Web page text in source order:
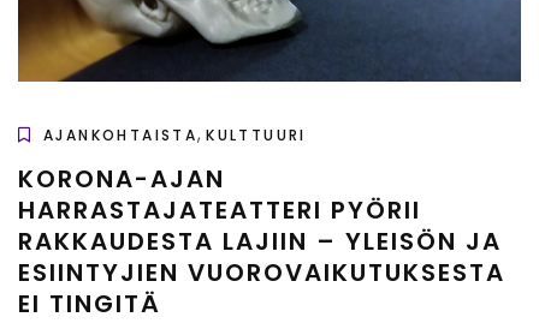
AJANKOHTAISTA,KULTTUURI
KORONA-AJAN
HARRASTAJATEATTERI PYÖRII
RAKKAUDESTA LAJIIN – YLEISÖN JA
ESIINTYJIEN VUOROVAIKUTUKSESTA
EI TINGITÄ